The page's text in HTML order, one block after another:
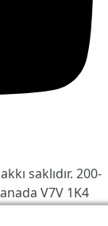
saklıdır. 200-
V7V 1K4